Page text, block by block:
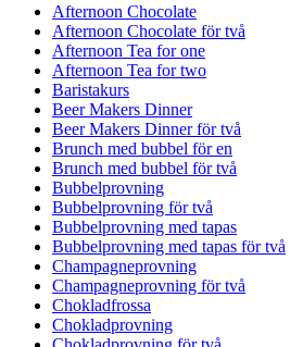
Afternoon Chocolate
Afternoon Chocolate för två
Afternoon Tea for one
Afternoon Tea for two
Baristakurs
Beer Makers Dinner
Beer Makers Dinner för två
Brunch med bubbel för en
Brunch med bubbel för två
Bubbelprovning
Bubbelprovning för två
Bubbelprovning med tapas
Bubbelprovning med tapas för två
Champagneprovning
Champagneprovning för två
Chokladfrossa
Chokladprovning